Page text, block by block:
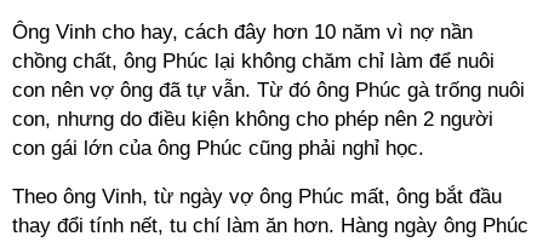
Ông Vinh cho hay, cách đây hơn 10 năm vì nợ nần
chồng chất, ông Phúc lại không chăm chỉ làm để nuôi
con nên vợ ông đã tự vẫn. Từ đó ông Phúc gà trống nuôi
con, nhưng do điều kiện không cho phép nên 2 người
con gái lớn của ông Phúc cũng phải nghỉ học.
Theo ông Vinh, từ ngày vợ ông Phúc mất, ông bắt đầu
thay đổi tính nết, tu chí làm ăn hơn. Hàng ngày ông Phúc